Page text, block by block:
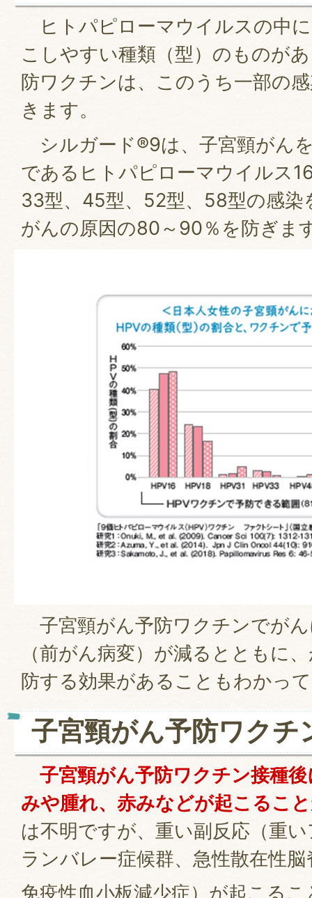
ヒトパピローマウイルスの中
こしやすい種類（型）のものが
防ワクチンは、このうち一部の
きます。
シルガード®9は、子宮頸がん
であるヒトパピローマウイルス
33型、45型、52型、58型の感染
がんの原因の80～90％を防ぎま
子宮頸がん予防ワクチンでが
（前がん病変）が減るとともに
防する効果があることもわかっ
子宮頸がん予防ワクチ
子宮頸がん予防ワクチン接種
みや腫れ、赤みなどが起こるこ
は不明ですが、重い副反応（重
ランバレー症候群、急性散在性
免疫性血小板減少症）が起こる